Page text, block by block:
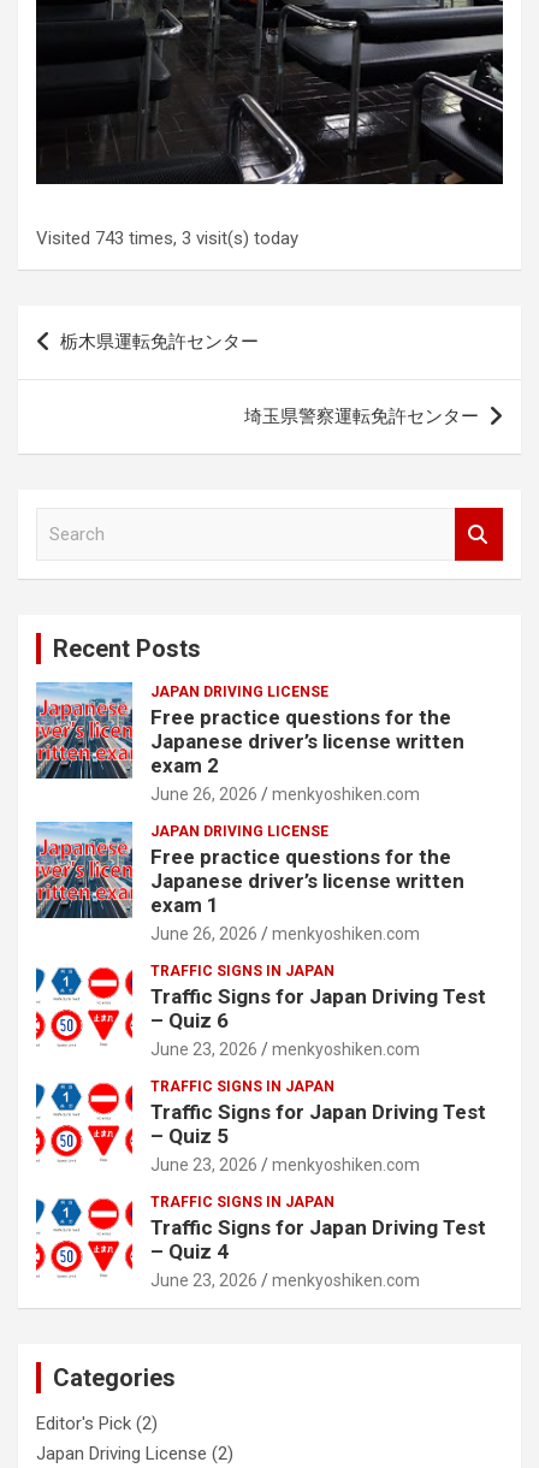
Visited 743 times, 3 visit(s) today
Post
navigation
栃木県運転免許センター
埼玉県警察運転免許センター
Recent Posts
JAPAN DRIVING LICENSE
Free practice questions for the
Japanese driver’s license written
exam 2
June 26, 2026 menkyoshiken.com
JAPAN DRIVING LICENSE
Free practice questions for the
Japanese driver’s license written
exam 1
June 26, 2026 menkyoshiken.com
TRAFFIC SIGNS IN JAPAN
Traffic Signs for Japan Driving Test
– Quiz 6
June 23, 2026 menkyoshiken.com
TRAFFIC SIGNS IN JAPAN
Traffic Signs for Japan Driving Test
– Quiz 5
June 23, 2026 menkyoshiken.com
TRAFFIC SIGNS IN JAPAN
Traffic Signs for Japan Driving Test
– Quiz 4
June 23, 2026 menkyoshiken.com
Categories
Editor's Pick (2)
Japan Driving License (2)